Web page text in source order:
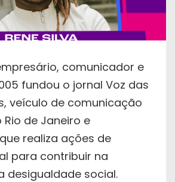
comunicador e
fundou o jornal Voz das
veículo de comunicação
de Janeiro e
realiza ações de
para contribuir na
desigualdade social.